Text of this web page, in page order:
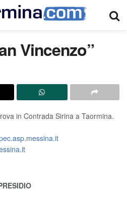
Vincenzo”
in Contrada Sirina a Taormina.